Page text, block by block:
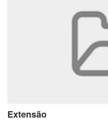
Extensão